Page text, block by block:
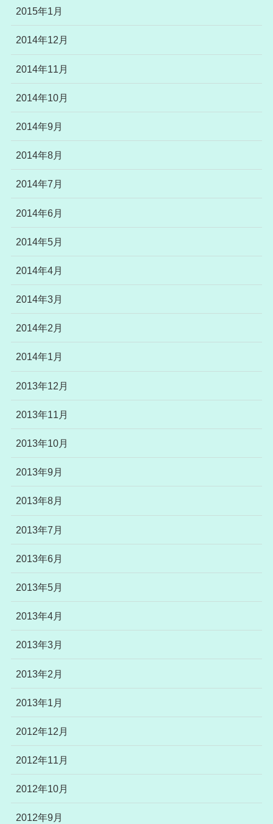
2015年1月
2014年12月
2014年11月
2014年10月
2014年9月
2014年8月
2014年7月
2014年6月
2014年5月
2014年4月
2014年3月
2014年2月
2014年1月
2013年12月
2013年11月
2013年10月
2013年9月
2013年8月
2013年7月
2013年6月
2013年5月
2013年4月
2013年3月
2013年2月
2013年1月
2012年12月
2012年11月
2012年10月
2012年9月